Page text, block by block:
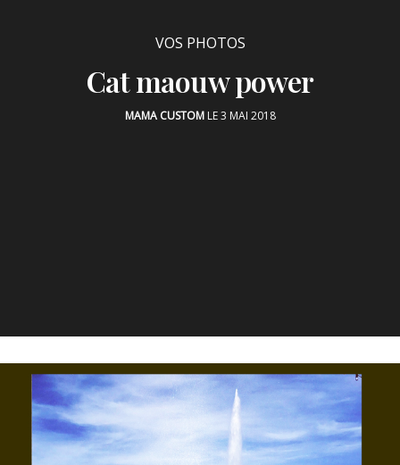
VOS PHOTOS
Cat maouw power
MAMA CUSTOMLE 3 MAI 2018